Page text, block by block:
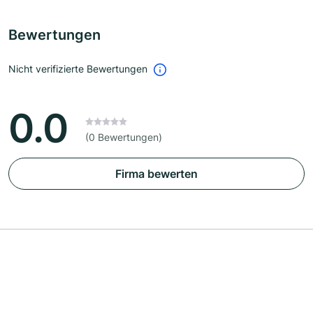
Bewertungen
Nicht verifizierte Bewertungen
0.0 (0 Bewertungen)
Firma bewerten